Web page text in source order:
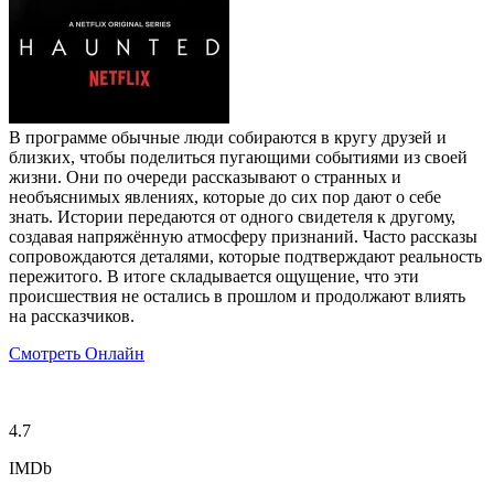
В программе обычные люди собираются в кругу друзей и
близких, чтобы поделиться пугающими событиями из своей
жизни. Они по очереди рассказывают о странных и
необъяснимых явлениях, которые до сих пор дают о себе
знать. Истории передаются от одного свидетеля к другому,
создавая напряжённую атмосферу признаний. Часто рассказы
сопровождаются деталями, которые подтверждают реальность
пережитого. В итоге складывается ощущение, что эти
происшествия не остались в прошлом и продолжают влиять
на рассказчиков.
Смотреть Онлайн
4.7
IMDb